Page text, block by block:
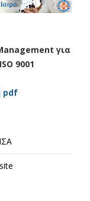
για
9001
pdf